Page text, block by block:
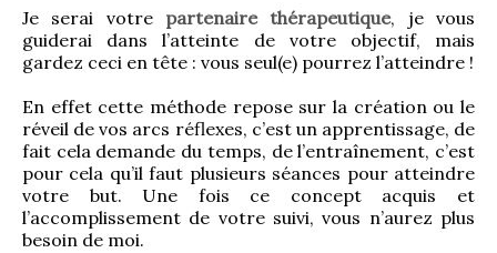
Je serai votre partenaire thérapeutique, je vous
guiderai dans l’atteinte de votre objectif, mais
gardez ceci en tête : vous seul(e) pourrez l’atteindre !
En effet cette méthode repose sur la création ou le
réveil de vos arcs réflexes, c’est un apprentissage, de
fait cela demande du temps, de l’entraînement, c’est
pour cela qu’il faut plusieurs séances pour atteindre
votre but. Une fois ce concept acquis et
l’accomplissement de votre suivi, vous n’aurez plus
besoin de moi.